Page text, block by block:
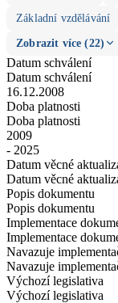
Základní vzdělávání
Zobrazit více (22)
Datum schválení
Datum schválení
16.12.2008
Doba platnosti
Doba platnosti
2009
- 2025
Datum věcné
Datum věcné
Popis dokumentu
Popis dokumentu
Implementace
Implementace
Navazuje
Navazuje
Výchozí legislativa
Výchozí legislativa